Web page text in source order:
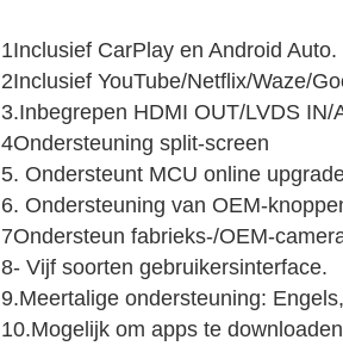
1Inclusief CarPlay en Android Auto.
2Inclusief YouTube/Netflix/Waze/
3.Inbegrepen HDMI OUT/LVDS IN/
4Ondersteuning split-screen
5. Ondersteunt MCU online
6. Ondersteuning van OEM-
7Ondersteun fabrieks-/OEM-
8- Vijf soorten gebruikersinterface.
9.Meertalige ondersteuning:
10.Mogelijk om apps te